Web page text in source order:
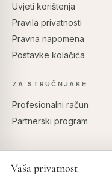
Uvjeti korištenja
Pravila privatnosti
Pravna napomena
Postavke kolačića
ZA STRUČNJAKE
Profesionalni račun
Partnerski program
Vaša privatnost